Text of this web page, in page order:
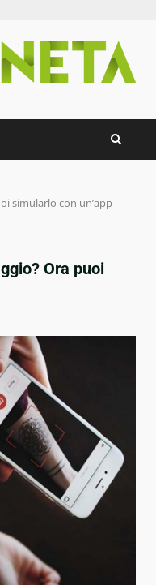
simularlo con un’app
Ora puoi